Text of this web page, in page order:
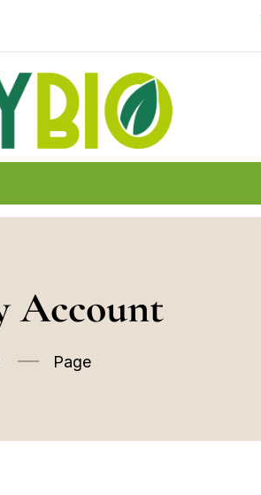
Account
Page